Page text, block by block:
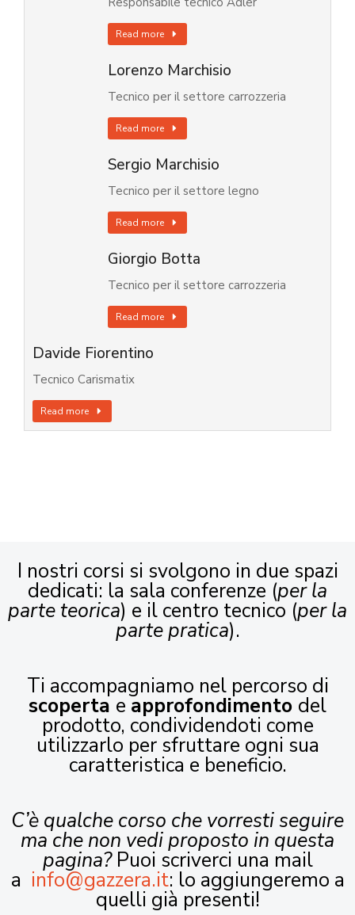
Read more
Lorenzo Marchisio
Tecnico per il settore carrozzeria
Read more
Sergio Marchisio
Tecnico per il settore legno
Read more
Giorgio Botta
Tecnico per il settore carrozzeria
Read more
Davide Fiorentino
Tecnico Carismatix
Read more
I nostri corsi si svolgono in due spazi
dedicati: la sala conferenze (per la
parte teorica) e il centro tecnico (per la
parte pratica).
Ti accompagniamo nel percorso di
scoperta e approfondimento del
prodotto, condividendoti come
utilizzarlo per sfruttare ogni sua
caratteristica e beneficio.
C’è qualche corso che vorresti seguire
ma che non vedi proposto in questa
pagina?Puoi scriverci una mail
a info@gazzera.it: lo aggiungeremo a
quelli già presenti!